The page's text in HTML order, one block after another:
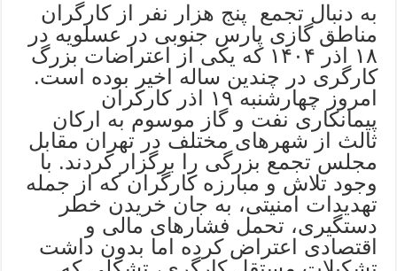
به دنبال تجمع پنج هزار نفر از کارگران
مناطق گازی پارس جنوبی در عسلویه در
۱۸ اذر ۱۴۰۴ که یکی از اعتراضات بزرگ
کارگری در چندین ساله اخیر بوده است.
امروز چهارشنبه ۱۹ اذر کارکران
پیمانکاری نفت و گاز موسوم به ارکان
ثالث از شهرهای مختلف در تهران مقابل
مجلس تجمع بزرگی را برگزار کردند. با
وجود تلاش و مبارزه کارگران که از جمله
تهدیدات امنیتی، به جان خریدن خطر
دستگیری، تحمل فشارهای مالی و
اقتصادی اعتراض کرده اما بدون داشت